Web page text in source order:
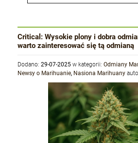
+Speed Auto
19,80 zł
DO KOSZYKA
Critical: Wysokie plony i dobra
warto zainteresować się tą odmianą
Dodano:29-07-2025 w kategorii:Odmiany
Newsy o Marihuanie, Nasiona Marihuany